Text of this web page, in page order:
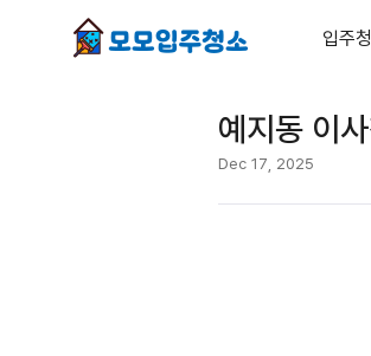
입주
예지동 이
Dec 17, 2025